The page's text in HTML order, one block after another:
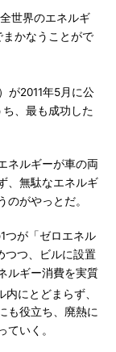
世界のエネルギ
かなうことがで
が2011年5月に公
、最も成功した
ネルギーが車の両
、無駄なエネルギ
のがやっとだ。
つが「ゼロエネル
つつ、ビルに設置
ルギー消費を実質
内にとどまらず、
も役立ち、廃熱に
ていく。